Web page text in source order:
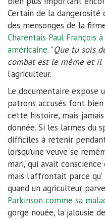
Certain de la dangerosité
des mensonges de la
Charentais Paul François
américaine. "Que tu sois
combat est le même et il
l’agriculteur.
Le documentaire expose
patrons accusés font
cette histoire, mais
donnée. Si les larmes du
difficiles à retenir
lorsqu’une veuve se
mari, qui avait
mais l’affrontait parce qu’
quand un agriculteur
Parkinson comme sa
gorge nouée, la jalousie